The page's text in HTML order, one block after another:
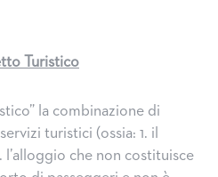
Turistico
la combinazione di
turistici (ossia: 1. il
che non costituisce